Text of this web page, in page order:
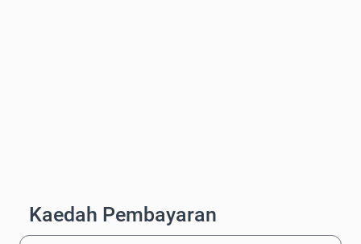
Kaedah Pembayaran